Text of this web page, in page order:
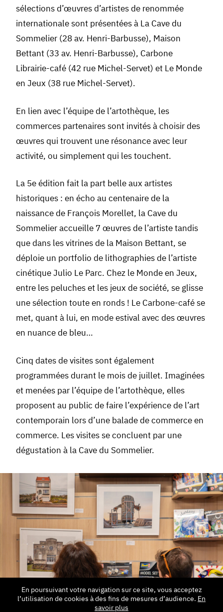
sélections d’œuvres d’artistes de renommée
internationale sont présentées à La Cave du
Sommelier (28 av. Henri-Barbusse), Maison
Bettant (33 av. Henri-Barbusse), Carbone
Librairie-café (42 rue Michel-Servet) et Le Monde
en Jeux (38 rue Michel-Servet).
En lien avec l’équipe de l’artothèque, les
commerces partenaires sont invités à choisir des
œuvres qui trouvent une résonance avec leur
activité, ou simplement qui les touchent.
La 5e édition fait la part belle aux artistes
historiques : en écho au centenaire de la
naissance de François Morellet, la Cave du
Sommelier accueille 7 œuvres de l’artiste tandis
que dans les vitrines de la Maison Bettant, se
déploie un portfolio de lithographies de l’artiste
cinétique Julio Le Parc. Chez le Monde en Jeux,
entre les peluches et les jeux de société, se glisse
une sélection toute en ronds ! Le Carbone-café se
met, quant à lui, en mode estival avec des œuvres
en nuance de bleu…
Cinq dates de visites sont également
programmées durant le mois de juillet. Imaginées
et menées par l’équipe de l’artothèque, elles
proposent au public de faire l’expérience de l’art
contemporain lors d’une balade de commerce en
commerce. Les visites se concluent par une
dégustation à la Cave du Sommelier.
En poursuivant votre navigation sur ce site, vous acceptez
l’utilisation de cookies à des fins de mesures d’audience. En
savoir plus